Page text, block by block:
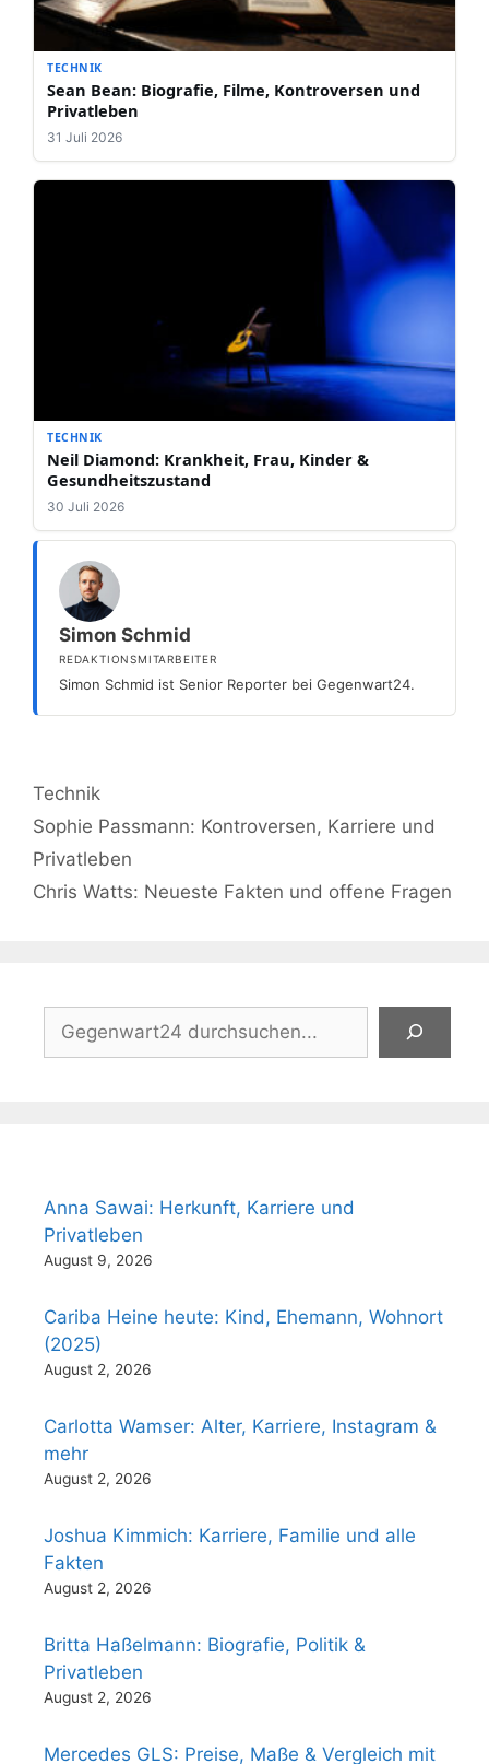
TECHNIK
Sean Bean: Biografie, Filme, Kontroversen und
Privatleben
31 Juli 2026
TECHNIK
Neil Diamond: Krankheit, Frau, Kinder &
Gesundheitszustand
30 Juli 2026
Simon Schmid
REDAKTIONSMITARBEITER
Simon Schmid ist Senior Reporter bei Gegenwart24.
Kategorien
Technik
Sophie Passmann: Kontroversen, Karriere und
Privatleben
Chris Watts: Neueste Fakten und offene Fragen
Anna Sawai: Herkunft, Karriere und
Privatleben
August 9, 2026
Cariba Heine heute: Kind, Ehemann, Wohnort
(2025)
August 2, 2026
Carlotta Wamser: Alter, Karriere, Instagram &
mehr
August 2, 2026
Joshua Kimmich: Karriere, Familie und alle
Fakten
August 2, 2026
Britta Haßelmann: Biografie, Politik &
Privatleben
August 2, 2026
Mercedes GLS: Preise, Maße & Vergleich mit